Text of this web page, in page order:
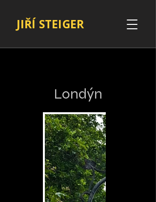
JIŘÍ STEIGER
Londýn